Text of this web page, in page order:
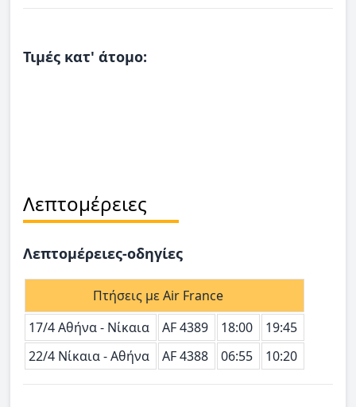
Τιμές κατ' άτομο:
Λεπτομέρειες
Λεπτομέρειες-οδηγίες
Πτήσεις με Air France
17/4 Αθήνα - Νίκαια
AF 4389 18:00
19:45
22/4 Νίκαια - Αθήνα
AF 4388 06:55 10:20